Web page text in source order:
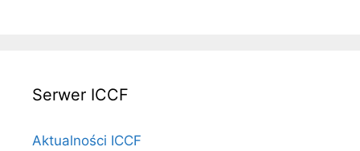
Serwer ICCF
Aktualności ICCF